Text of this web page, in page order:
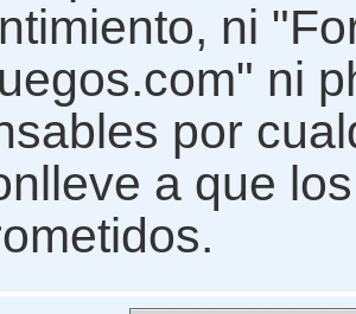
ni
ni
por
a que